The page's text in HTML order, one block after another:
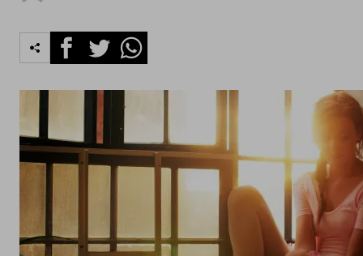
FacebookTwitterWhatsapp